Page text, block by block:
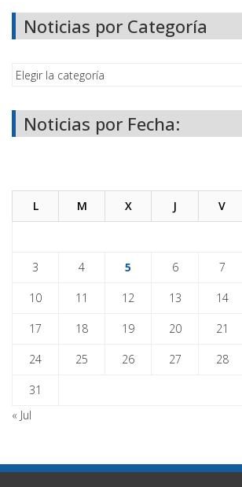
Noticias por Categoría
Noticias por Fecha:
L M X J V
3 4 5 6 7
10 11 12 13 14
17 18 19 20 21
24 25 26 27 28
31
« Jul